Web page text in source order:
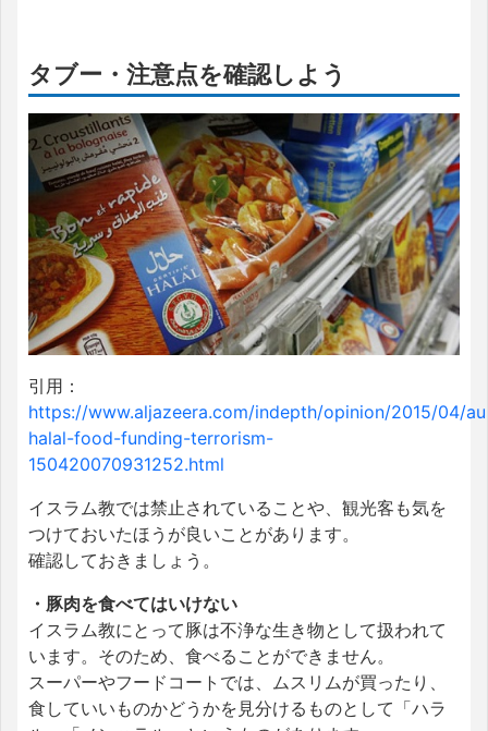
タブー・注意点を確認しよう
引用：
https://www.aljazeera.com/indepth/opinion/2015/04/
halal-food-funding-terrorism-
150420070931252.html
イスラム教では禁止されていることや、観光客も気を
つけておいたほうが良いことがあります。
確認しておきましょう。
・豚肉を食べてはいけない
イスラム教にとって豚は不浄な生き物として扱われて
います。そのため、食べることができません。
スーパーやフードコートでは、ムスリムが買ったり、
食していいものかどうかを見分けるものとして「ハラ